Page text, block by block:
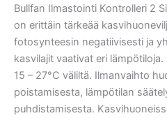
Bullfan Ilmastointi Kontrolleri 2
on erittäin tärkeää
fotosynteesin negatiivisesti ja
kasvilajit vaativat eri
15 – 27°C väliltä. Ilmanvaihto
poistamisesta, lämpötilan
puhdistamisesta.